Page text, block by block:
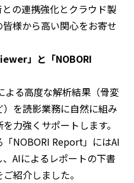
の連携強化とクラウド製
様から高い関心をお寄せ
」と「NOBORI
よる高度な解析結果（骨変
を読影業務に自然に組み
力強くサポートします。
NOBORI Report」にはAI
AIによるレポートの下書
紹介しました。